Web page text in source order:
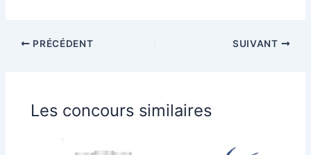
PRÉCÉDENT SUIVANT
Les concours similaires